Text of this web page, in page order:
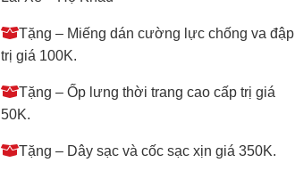
Tặng – Miếng dán cường lực chống va đập
trị giá 100K.
Tặng – Ốp lưng thời trang cao cấp trị giá
50K.
Tặng – Dây sạc và cốc sạc xịn giá 350K.